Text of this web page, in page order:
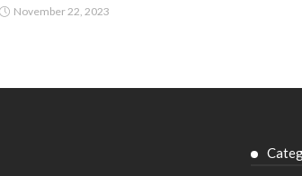
November 22, 2023